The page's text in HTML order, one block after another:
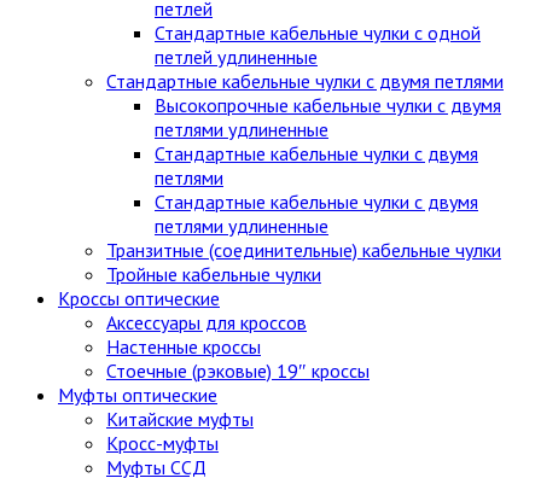
петлей
Стандартные кабельные чулки с одной
петлей удлиненные
Стандартные кабельные чулки с двумя петлями
Высокопрочные кабельные чулки с двумя
петлями удлиненные
Стандартные кабельные чулки с двумя
петлями
Стандартные кабельные чулки с двумя
петлями удлиненные
Транзитные (соединительные) кабельные чулки
Тройные кабельные чулки
Кроссы оптические
Аксессуары для кроссов
Настенные кроссы
Стоечные (рэковые) 19″ кроссы
Муфты оптические
Китайские муфты
Кросс-муфты
Муфты ССД